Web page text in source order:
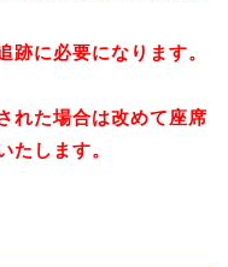
に必要になります。
れた場合は改めて座席
たします。